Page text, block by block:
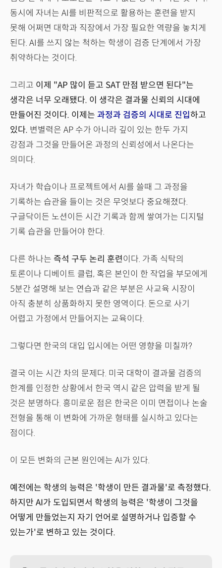
동시에 자녀는 AI를 비판적으로 활용하는 훈련을 받지
못해 어쩌면 대학과 직장에서 가장 필요한 역량을 놓치게
된다. AI를 쓰지 않는 척하는 학생이 검증 단계에서 가장
취약하다는 것이다.
그리고 이제 "AP 많이 듣고 SAT 만점 받으면 된다"는
생각은 너무 오래됐다. 이 생각은 결과물 신뢰의 시대에
만들어진 것이다. 이제는 과정과 검증의 시대로 진입하고
있다. 변별력은 AP 수가 아니라 깊이 있는 한두 가지
강점과 그것을 만들어온 과정의 신뢰성에서 나온다는
의미다.
자녀가 학습이나 프로젝트에서 AI를 쓸때 그 과정을
기록하는 습관을 들이는 것은 무엇보다 중요해졌다.
구글닥이든 노션이든 시간 기록과 함께 쌓여가는 디지털
기록 습관을 만들어야 한다.
다른 하나는 즉석 구두 논리 훈련이다. 가족 식탁의
토론이나 디베이트 클럽, 혹은 본인이 한 작업을 부모에게
5분간 설명해 보는 연습과 같은 부분은 사교육 시장이
아직 충분히 상품화하지 못한 영역이다. 돈으로 사기
어렵고 가정에서 만들어지는 교육이다.
그렇다면 한국의 대입 입시에는 어떤 영향을 미칠까?
결국 이는 시간 차의 문제다. 미국 대학이 결과물 검증의
한계를 인정한 상황에서 한국 역시 같은 압력을 받게 될
것은 분명하다. 흥미로운 점은 한국은 이미 면접이나 논술
전형을 통해 이 변화에 가까운 형태를 실시하고 있다는
점이다.
이 모든 변화의 근본 원인에는 AI가 있다.
예전에는 학생의 능력은 '학생이 만든 결과물'로 측정했다.
하지만 AI가 도입되면서 학생의 능력은 '학생이 그것을
어떻게 만들었는지 자기 언어로 설명하거나 입증할 수
있는가'로 변하고 있는 것이다.